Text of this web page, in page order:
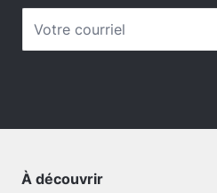
À découvrir